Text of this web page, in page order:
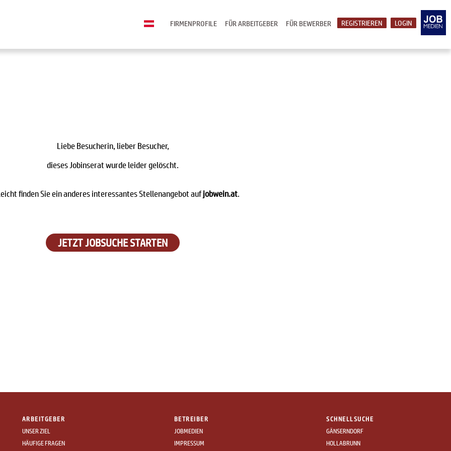
LOGIN
REGISTRIEREN
FÜR BEWERBER
FÜR ARBEITGEBER
FIRMENPROFILE
Liebe Besucherin, lieber Besucher,
dieses Jobinserat wurde leider gelöscht.
finden Sie ein anderes interessantes Stellenangebot aufjobwein.at
JETZT JOBSUCHE STARTEN
ARBEITGEBER
UNSER ZIEL
HÄUFIGE FRAGEN
BETREIBER
JOBMEDIEN
IMPRESSUM
SCHNELLSUCHE
GÄNSERNDORF
HOLLABRUNN